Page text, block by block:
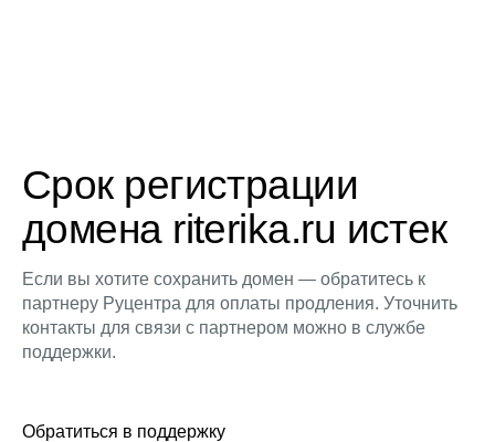
Срок регистрации
домена riterika.ru истек
Если вы хотите сохранить домен — обратитесь к
партнеру Руцентра для оплаты продления. Уточнить
контакты для связи с партнером можно в службе
поддержки.
Обратиться в поддержку